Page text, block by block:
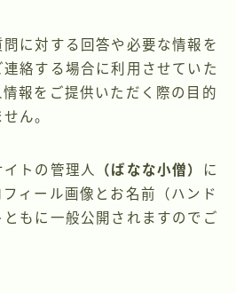
に対する回答や必要な情報を
絡する場合に利用させていた
報をご提供いただく際の目的
ん。
トの管理人 （ばなな小僧）
に
ィール画像とお名前（ハンド
もに一般公開されますのでご